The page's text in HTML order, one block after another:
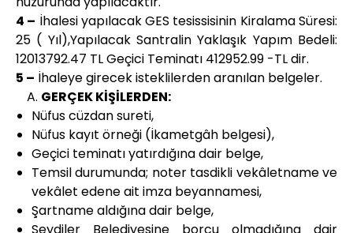
4 – İhalesi yapılacak GES tesissisinin Kiralama Süresi:
25 ( Yıl),Yapılacak Santralin Yaklaşık Yapım Bedeli:
12013792.47 TL Geçici Teminatı 412952.99 -TL dir.
5 – İhaleye girecek isteklilerden aranılan belgeler.
GERÇEK KİŞİLERDEN:
Nüfus cüzdan sureti,
Nüfus kayıt örneği (İkametgâh belgesi),
Geçici teminatı yatırdığına dair belge,
Temsil durumunda; noter tasdikli vekâletname ve
vekâlet edene ait imza beyannamesi,
Şartname aldığına dair belge,